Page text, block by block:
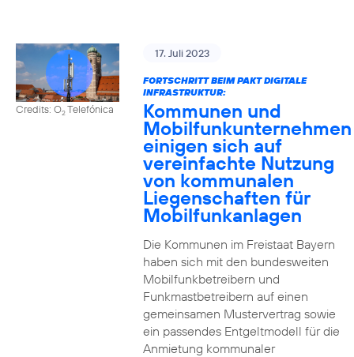
Credits: O2Telefónica
17. Juli 2023
FORTSCHRITT BEIM PAKT DIGITALE
INFRASTRUKTUR:
Kommunen und
Mobilfunkunternehmen
einigen sich auf
vereinfachte Nutzung
von kommunalen
Liegenschaften für
Mobilfunkanlagen
Die Kommunen im Freistaat Bayern
haben sich mit den bundesweiten
Mobilfunkbetreibern und
Funkmastbetreibern auf einen
gemeinsamen Mustervertrag sowie
ein passendes Entgeltmodell für die
Anmietung kommunaler